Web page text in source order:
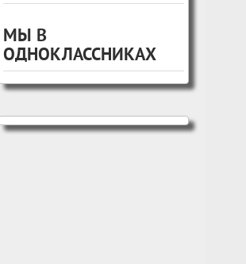
МЫ В
ОДНОКЛАССНИКАХ